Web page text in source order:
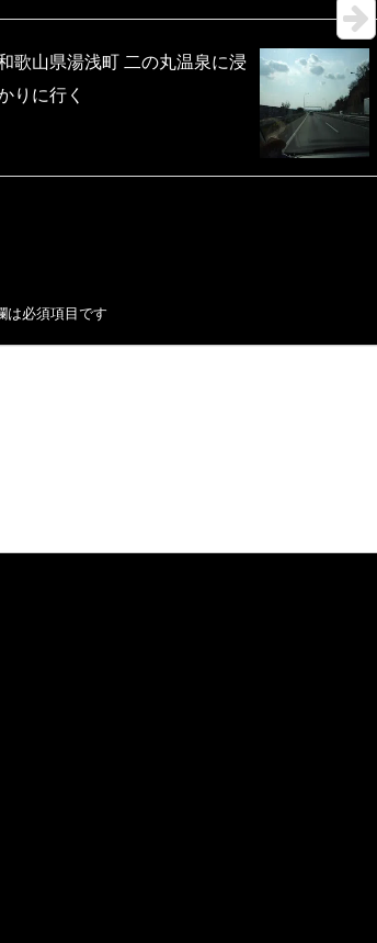
歌山県湯浅町 二の丸温泉に浸
りに行く
は必須項目です